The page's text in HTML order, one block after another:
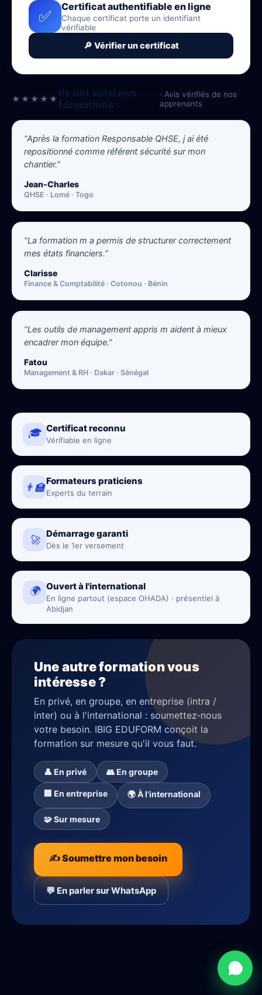
✅
Certificat authentifiable en ligne
Chaque certificat porte un identifiant
vérifiable
🔎 Vérifier un certificat
★★★★★
Ils ont suivi nos
formations
· Avis vérifiés de nos
apprenants
“Après la formation Responsable QHSE, j ai été
repositionné comme référent sécurité sur mon
chantier.”
Jean-Charles
QHSE · Lomé · Togo
“La formation m a permis de structurer correctement
mes états financiers.”
Clarisse
Finance & Comptabilité · Cotonou · Bénin
“Les outils de management appris m aident à mieux
encadrer mon équipe.”
Fatou
Management & RH · Dakar · Sénégal
🎓 Certificat reconnu
Vérifiable en ligne
👨‍🏫Formateurs praticiens
Experts du terrain
🚀 Démarrage garanti
Dès le 1er versement
🌍 Ouvert à l'international
En ligne partout (espace OHADA) · présentiel à
Abidjan
Une autre formation vous
intéresse ?
En privé, en groupe, en entreprise (intra /
inter) ou à l'international : soumettez‑nous
votre besoin. IBIG EDUFORM conçoit la
formation sur mesure qu'il vous faut.
👤 En privé 👥 En groupe
🏢 En entreprise 🌍 À l'international
🧩 Sur mesure
✍️ Soumettre mon besoin
💬 En parler sur WhatsApp